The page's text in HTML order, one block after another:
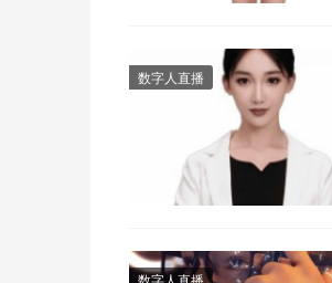
数字人直播
数字人直播